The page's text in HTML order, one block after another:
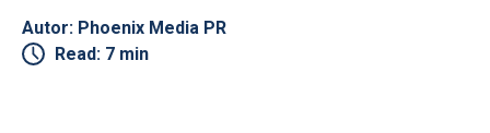
Autor: Phoenix Media PR
Read: 7 min